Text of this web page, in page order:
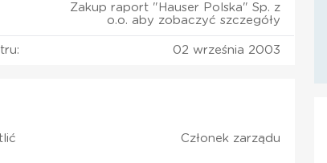
Zakup raport "Hauser Polska" Sp. z
o.o. aby zobaczyć szczegóły
02 września 2003
Członek zarządu